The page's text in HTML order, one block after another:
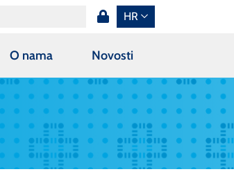
HR
O nama Novosti